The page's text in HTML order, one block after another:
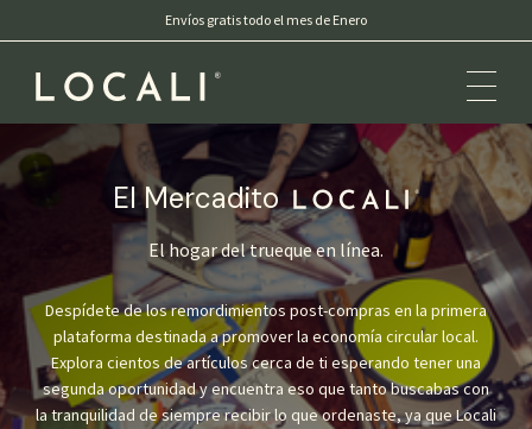
Envíos gratis todo el mes de Enero
El Mercadito Locali
El hogar del trueque en línea.
Despídete de los remordimientos post-compras en la primera
plataforma destinada a promover la economía circular local.
Explora cientos de artículos cerca de ti esperando tener una
segunda oportunidad y encuentra eso que tanto buscabas con
la tranquilidad de siempre recibir lo que ordenaste, ya que Locali